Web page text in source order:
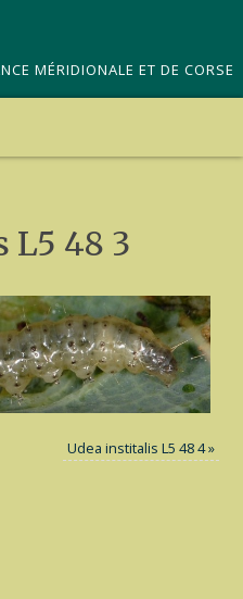
MÉRIDIONALE ET DE CORSE
L5 48 3
Udea institalis L5 48 4»